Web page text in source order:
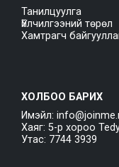
Танилцуулга
Үйлчилгээний төрөл
Хамтрагч
ХОЛБОО БАРИХ
Имэйл:
Хаяг: 5-р хороо
Утас: 7744 3939